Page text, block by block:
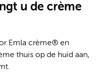
u de crème
Emla crème® en
thuis op de huid aan,